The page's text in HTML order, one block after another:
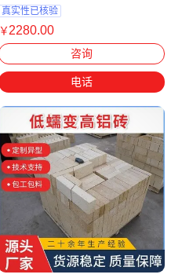
真实性已核验
￥2280.00
咨询
电话